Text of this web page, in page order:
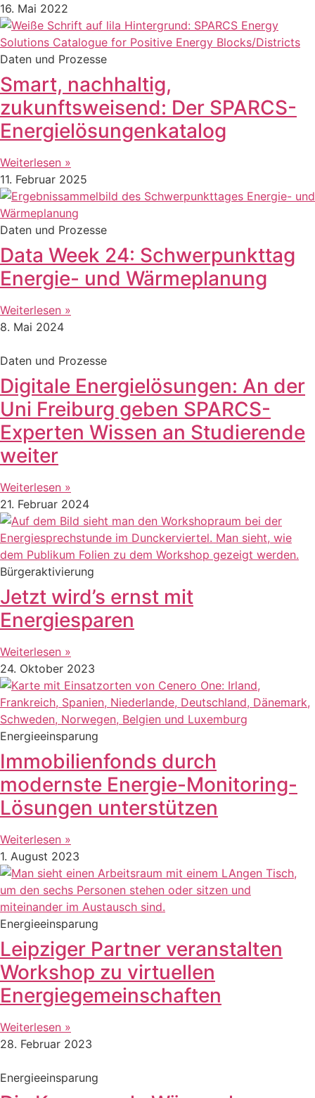
16. Mai 2022
Daten und Prozesse
Smart, nachhaltig,
zukunftsweisend: Der SPARCS-
Energielösungenkatalog
Weiterlesen »
11. Februar 2025
Daten und Prozesse
Data Week 24: Schwerpunkttag
Energie- und Wärmeplanung
Weiterlesen »
8. Mai 2024
Daten und Prozesse
Digitale Energielösungen: An der
Uni Freiburg geben SPARCS-
Experten Wissen an Studierende
weiter
Weiterlesen »
21. Februar 2024
Bürgeraktivierung
Jetzt wird’s ernst mit
Energiesparen
Weiterlesen »
24. Oktober 2023
Energieeinsparung
Immobilienfonds durch
modernste Energie-Monitoring-
Lösungen unterstützen
Weiterlesen »
1. August 2023
Energieeinsparung
Leipziger Partner veranstalten
Workshop zu virtuellen
Energiegemeinschaften
Weiterlesen »
28. Februar 2023
Energieeinsparung